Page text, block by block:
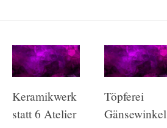
Keramikwerk
statt 6 Atelier
Töpferei
Gänsewinkel